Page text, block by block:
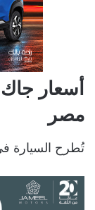
مصر
تُطرح السيارة